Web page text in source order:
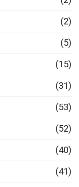
(2)
(5)
(15)
(31)
(53)
(52)
(40)
(41)